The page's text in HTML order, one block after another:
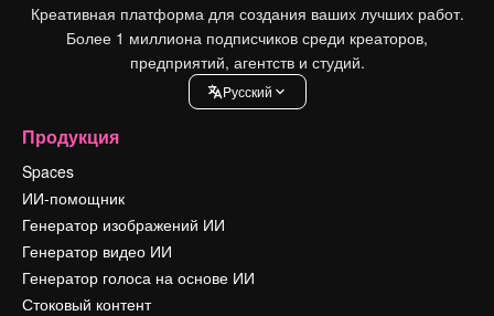
Креативная платформа для создания ваших лучших работ.
Более 1 миллиона подписчиков среди креаторов,
предприятий, агентств и студий.
Pусский
Продукция
Spaces
ИИ-помощник
Генератор изображений ИИ
Генератор видео ИИ
Генератор голоса на основе ИИ
Стоковый контент